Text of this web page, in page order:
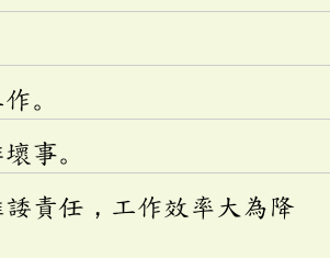
。
事。
諉責任，工作效率大為降